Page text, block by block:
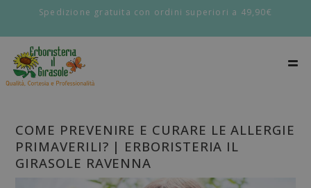
Spedizione gratuita con ordini superiori a 49,90€
COME PREVENIRE E CURARE LE ALLERGIE
PRIMAVERILI? | ERBORISTERIA IL
GIRASOLE RAVENNA